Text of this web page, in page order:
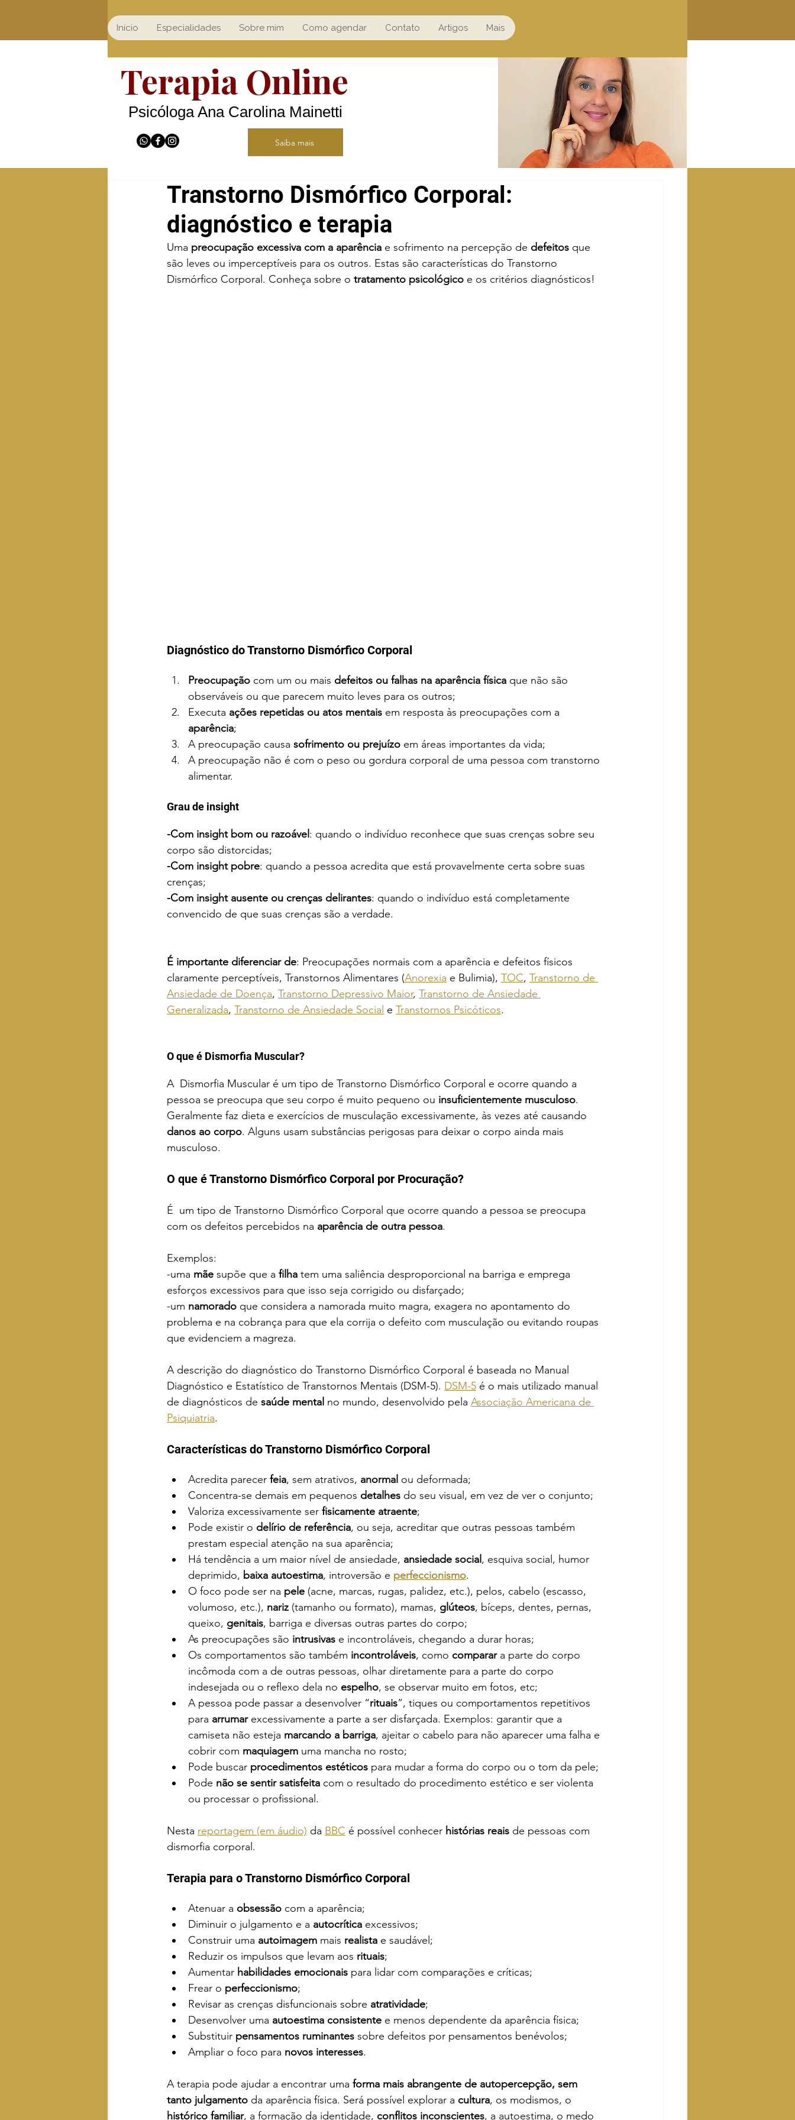
Início Especialidades Sobre mim Como agendar Contato Artigos Mais
Terapia Online
Psicóloga Ana Carolina Mainetti
Saiba mais
Transtorno Dismórfico Corporal:
diagnóstico e terapia
Uma preocupação excessiva com a aparência e sofrimento na percepção de defeitos que
são leves ou imperceptíveis para os outros. Estas são características do Transtorno
Dismórfico Corporal. Conheça sobre o tratamento psicológico e os critérios diagnósticos!
Diagnóstico do Transtorno Dismórfico Corporal
Preocupação com um ou mais defeitos ou falhas na aparência física que não são
observáveis ou que parecem muito leves para os outros;
Executa ações repetidas ou atos mentais em resposta às preocupações com a
aparência;
A preocupação causa sofrimento ou prejuízo em áreas importantes da vida;
A preocupação não é com o peso ou gordura corporal de uma pessoa com transtorno
alimentar.
Grau de insight
-Com insight bom ou razoável : quando o indivíduo reconhece que suas crenças sobre seu
corpo são distorcidas;
-Com insight pobre: quando a pessoa acredita que está provavelmente certa sobre suas
crenças;
-Com insight ausente ou crenças delirantes: quando o indivíduo está completamente
convencido de que suas crenças são a verdade.
É importante diferenciar de: Preocupações normais com a aparência e defeitos físicos
claramente perceptíveis, Transtornos Alimentares (Anorexia e Bulimia), TOC, Transtorno de
Ansiedade de Doença, Transtorno Depressivo Maior, Transtorno de Ansiedade
Generalizada, Transtorno de Ansiedade Social e Transtornos Psicóticos.
O que é Dismorfia Muscular?
A  Dismorfia Muscular é um tipo de Transtorno Dismórfico Corporal e ocorre quando a
pessoa se preocupa que seu corpo é muito pequeno ou insuficientemente musculoso.
Geralmente faz dieta e exercícios de musculação excessivamente, às vezes até causando
danos ao corpo. Alguns usam substâncias perigosas para deixar o corpo ainda mais
musculoso.
O que é Transtorno Dismórfico Corporal por Procuração?
É  um tipo de Transtorno Dismórfico Corporal que ocorre quando a pessoa se preocupa
com os defeitos percebidos na aparência de outra pessoa.
Exemplos:
-uma mãe supõe que a filha tem uma saliência desproporcional na barriga e emprega
esforços excessivos para que isso seja corrigido ou disfarçado;
-um namorado que considera a namorada muito magra, exagera no apontamento do
problema e na cobrança para que ela corrija o defeito com musculação ou evitando roupas
que evidenciem a magreza.
A descrição do diagnóstico do Transtorno Dismórfico Corporal é baseada no Manual
Diagnóstico e Estatístico de Transtornos Mentais (DSM-5). DSM-5 é o mais utilizado manual
de diagnósticos de saúde mental no mundo, desenvolvido pela Associação Americana de
Psiquiatria.
Características do Transtorno Dismórfico Corporal
Acredita parecer feia, sem atrativos, anormal ou deformada;
Concentra-se demais em pequenos detalhes do seu visual, em vez de ver o conjunto;
Valoriza excessivamente ser fisicamente atraente;
Pode existir o delírio de referência, ou seja, acreditar que outras pessoas também
prestam especial atenção na sua aparência;
Há tendência a um maior nível de ansiedade, ansiedade social , esquiva social, humor
deprimido, baixa autoestima, introversão e perfeccionismo.
O foco pode ser na pele (acne, marcas, rugas, palidez, etc.), pelos, cabelo (escasso,
volumoso, etc.), nariz (tamanho ou formato), mamas, glúteos, bíceps, dentes, pernas,
queixo, genitais, barriga e diversas outras partes do corpo;
As preocupações são intrusivas e incontroláveis, chegando a durar horas;
Os comportamentos são também incontroláveis, como comparar a parte do corpo
incômoda com a de outras pessoas, olhar diretamente para a parte do corpo
indesejada ou o reflexo dela no espelho, se observar muito em fotos, etc;
A pessoa pode passar a desenvolver “rituais”, tiques ou comportamentos repetitivos
para arrumar excessivamente a parte a ser disfarçada. Exemplos: garantir que a
camiseta não esteja marcando a barriga, ajeitar o cabelo para não aparecer uma falha e
cobrir com maquiagem uma mancha no rosto;
Pode buscar procedimentos estéticos para mudar a forma do corpo ou o tom da pele;
Pode não se sentir satisfeita com o resultado do procedimento estético e ser violenta
ou processar o profissional.
Nesta reportagem (em áudio) da BBC é possível conhecer histórias reais de pessoas com
dismorfia corporal.
Terapia para o Transtorno Dismórfico Corporal
Atenuar a obsessão com a aparência;
Diminuir o julgamento e a autocrítica excessivos;
Construir uma autoimagem mais realista e saudável;
Reduzir os impulsos que levam aos rituais;
Aumentar habilidades emocionais para lidar com comparações e críticas;
Frear o perfeccionismo;
Revisar as crenças disfuncionais sobre atratividade;
Desenvolver uma autoestima consistente e menos dependente da aparência física;
Substituir pensamentos ruminantes sobre defeitos por pensamentos benévolos;
Ampliar o foco para novos interesses.
A terapia pode ajudar a encontrar uma forma mais abrangente de autopercepção, sem
tanto julgamento da aparência física. Será possível explorar a cultura, os modismos, o
histórico familiar, a formação da identidade, conflitos inconscientes, a autoestima, o medo